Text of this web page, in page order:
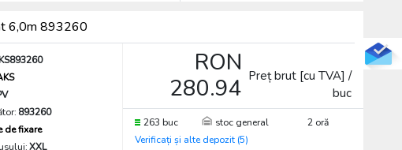
6,0m 893260
893260
de fixare
XXL
RON
280.94 Preț brut [cu TVA] /
buc
263 buc stoc general
2 oră
Verificați și alte depozit (5)